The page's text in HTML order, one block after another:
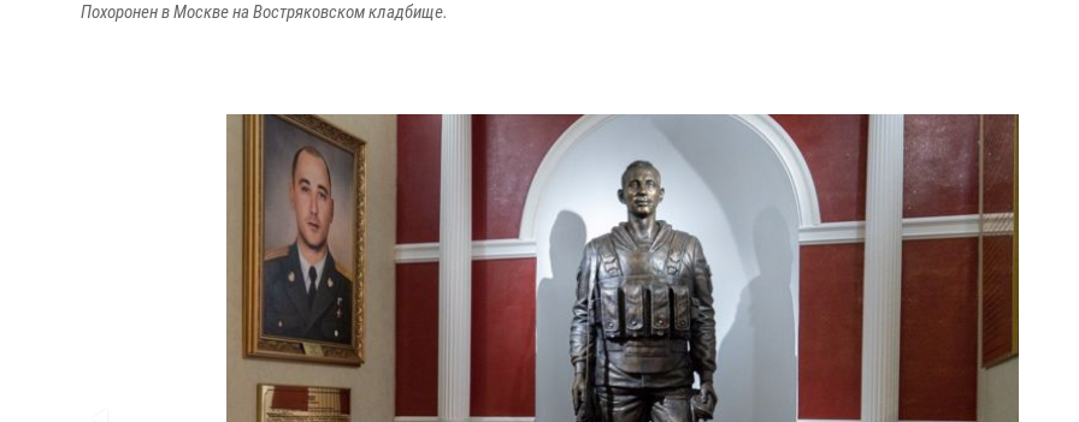
Похоронен в Москве на Востряковском кладбище.